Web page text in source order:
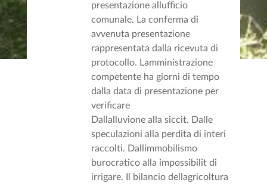
presentazione allufficio
comunale. La conferma di
avvenuta presentazione
rappresentata dalla ricevuta di
protocollo. Lamministrazione
competente ha giorni di tempo
dalla data di presentazione per
verificare
Dallalluvione alla siccit. Dalle
speculazioni alla perdita di interi
raccolti. Dallimmobilismo
burocratico alla impossibilit di
irrigare. Il bilancio dellagricoltura